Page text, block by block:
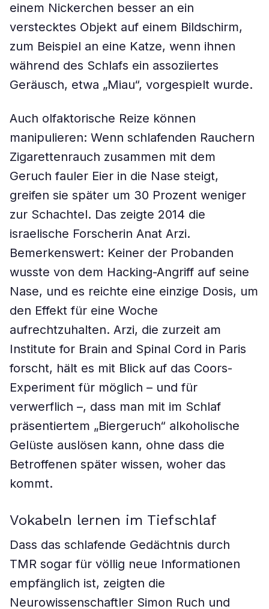
einem Nickerchen besser an ein
verstecktes Objekt auf einem Bildschirm,
zum Beispiel an eine Katze, wenn ihnen
während des Schlafs ein assoziiertes
Geräusch, etwa „Miau“, vorgespielt wurde.
Auch olfaktorische Reize können
manipulieren: Wenn schlafenden Rauchern
Zigarettenrauch zusammen mit dem
Geruch fauler Eier in die Nase steigt,
greifen sie später um 30 Prozent weniger
zur Schachtel. Das zeigte 2014 die
israelische Forscherin Anat Arzi.
Bemerkenswert: Keiner der Probanden
wusste von dem Hacking-Angriff auf seine
Nase, und es reichte eine einzige Dosis, um
den Effekt für eine Woche
aufrechtzuhalten. Arzi, die zurzeit am
Institute for Brain and Spinal Cord in Paris
forscht, hält es mit Blick auf das Coors-
Experiment für möglich – und für
verwerflich –, dass man mit im Schlaf
präsentiertem „Biergeruch“ alkoholische
Gelüste auslösen kann, ohne dass die
Betroffenen später wissen, woher das
kommt.
Vokabeln lernen im Tiefschlaf
Dass das schlafende Gedächtnis durch
TMR sogar für völlig neue Informationen
empfänglich ist, zeigten die
Neurowissenschaftler Simon Ruch und